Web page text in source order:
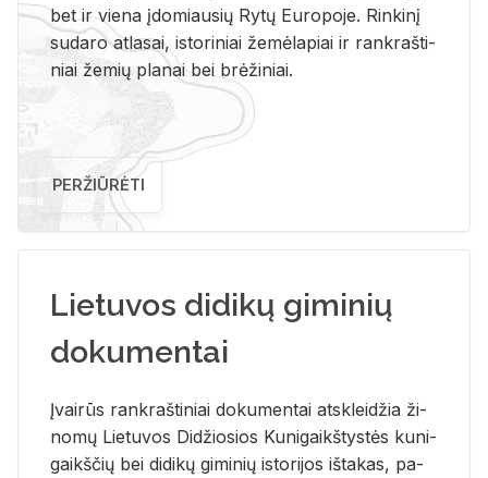
bet ir vie­na įdo­miau­sių Rytų Eu­ro­po­je. Rin­ki­nį
su­da­ro at­la­sai, is­to­ri­niai že­mė­la­piai ir rank­raš­ti­
niai že­mių pla­nai bei brė­ži­niai.
PERŽIŪRĖTI
Lietuvos didikų giminių
dokumentai
Įvai­rūs rank­raš­ti­niai do­ku­men­tai at­sklei­džia ži­
no­mų Lie­tu­vos Di­džio­sios Ku­ni­gaikš­tys­tės ku­ni­
gaikš­čių bei di­di­kų gi­mi­nių is­to­ri­jos iš­ta­kas, pa­